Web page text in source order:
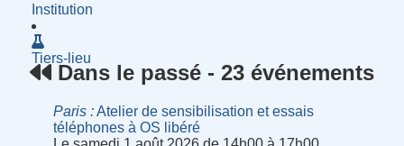
Institution
Tiers-lieu
Dans le passé - 23 événements
Paris
Atelier de sensibilisation et essais
téléphones à OS libéré